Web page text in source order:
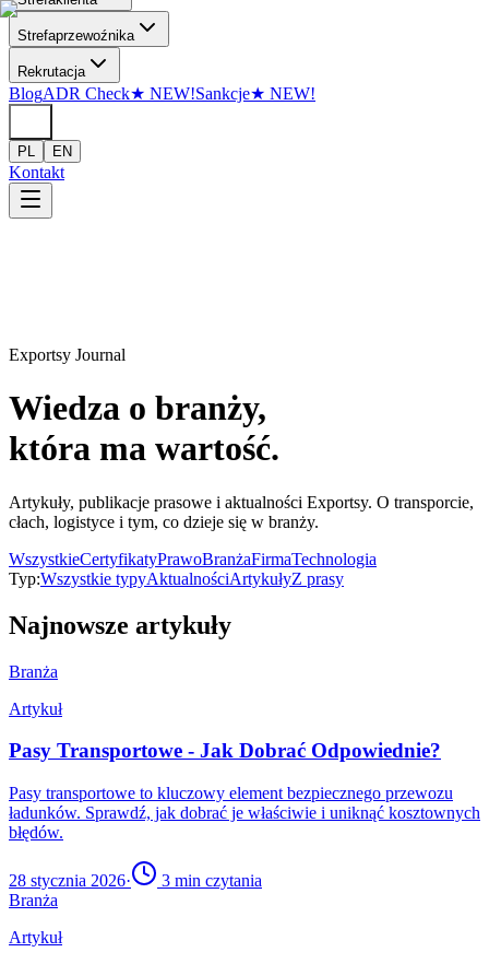
Przejdź do treści
Strefaprzewoźnika
Rekrutacja
BlogADR Check★ NEW!Sankcje★ NEW!
PL EN
Kontakt
Exportsy Journal
Wiedza o branży,
która ma wartość.
Artykuły, publikacje prasowe i aktualności Exportsy. O transporcie,
cłach, logistyce i tym, co dzieje się w branży.
WszystkieCertyfikatyPrawoBranżaFirmaTechnologia
Typ:Wszystkie typyAktualnościArtykułyZ prasy
Najnowsze artykuły
Branża
Artykuł
Pasy Transportowe - Jak Dobrać Odpowiednie?
Pasy transportowe to kluczowy element bezpiecznego przewozu
ładunków. Sprawdź, jak dobrać je właściwie i uniknąć kosztownych
błędów.
28 stycznia 2026· 3 min czytania
Branża
Artykuł